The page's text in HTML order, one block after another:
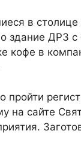
в
здание ДРЗ
кофе в
пройти
на сайте